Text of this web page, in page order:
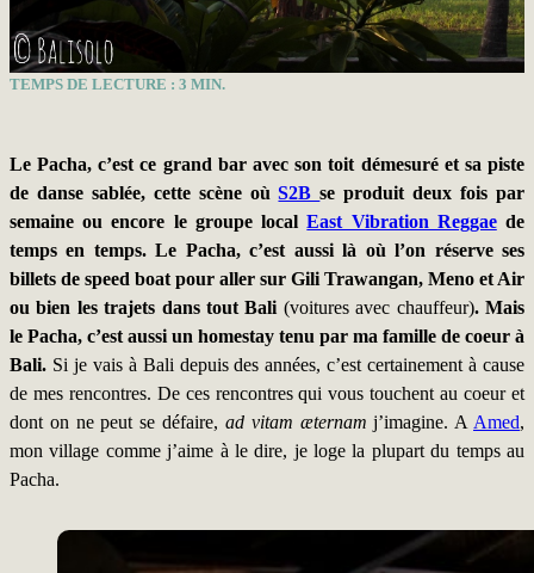
TEMPS DE LECTURE : 3 MIN.
Le Pacha, c’est ce grand bar avec son toit démesuré et sa piste
de danse sablée, cette scène oùS2Bse produit deux fois par
semaine ou encore le groupe localEast Vibration Reggaede
temps en temps. Le Pacha, c’est aussi là où l’on réserve ses
billets de speed boat pour aller sur Gili Trawangan, Meno et Air
ou bien les trajets dans tout Bali (voitures avec chauffeur). Mais
le Pacha, c’est aussi un homestay tenu par ma famille de coeur à
Bali. Si je vais à Bali depuis des années, c’est certainement à cause
de mes rencontres. De ces rencontres qui vous touchent au coeur et
dont on ne peut se défaire, ad vitam æternamj’imagine. A Amed,
mon village comme j’aime à le dire, je loge la plupart du temps au
Pacha.